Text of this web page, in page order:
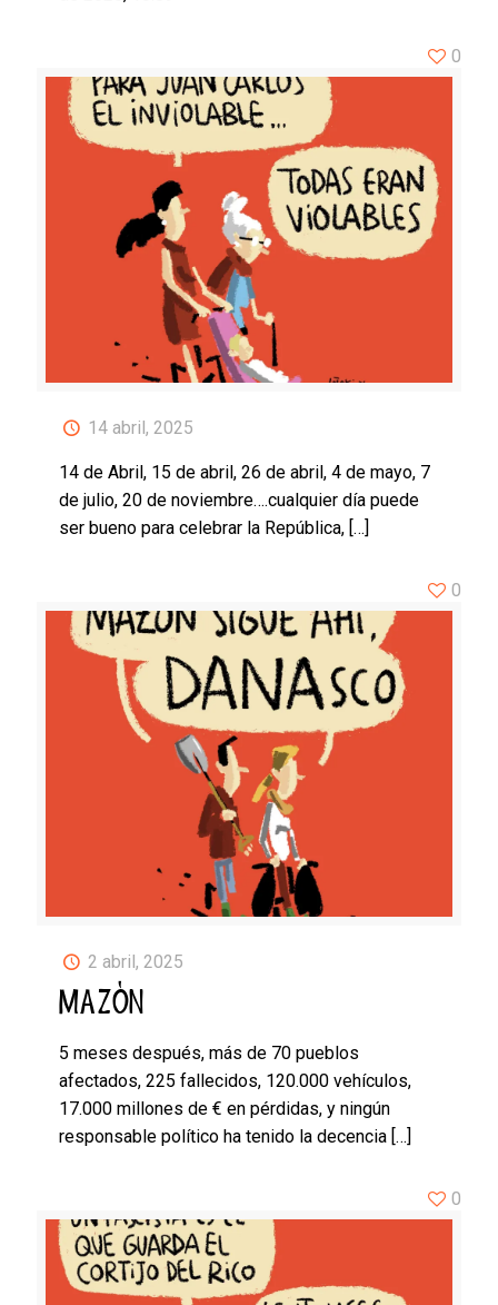
14 abril, 2025
14 de Abril, 15 de abril, 26 de abril, 4 de mayo, 7
de julio, 20 de noviembre….cualquier día puede
ser bueno para celebrar la República, […]
0
2 abril, 2025
MAZÓN
5 meses después, más de 70 pueblos
afectados, 225 fallecidos, 120.000 vehículos,
17.000 millones de € en pérdidas, y ningún
responsable político ha tenido la decencia […]
0
0